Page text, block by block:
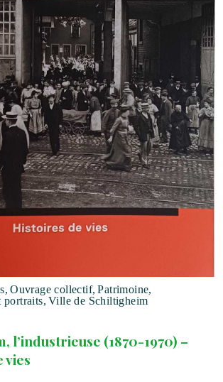
, Ouvrage collectif, Patrimoine,
portraits, Ville de Schiltigheim
l’industrieuse (1870-1970) –
vies